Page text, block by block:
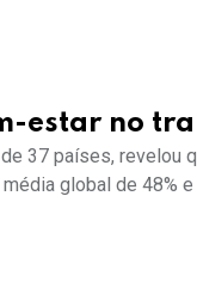
estar no
37 países,
global de 48%